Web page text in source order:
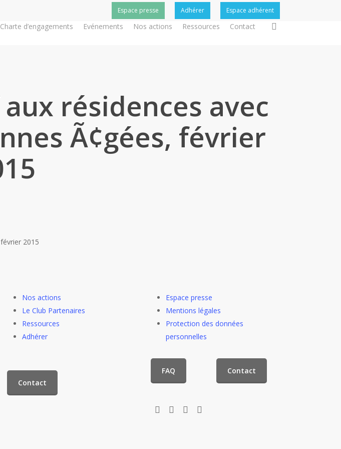
Espace presse Adhérer Espace adhérent
Charte d’engagements Evénements Nos actions Ressources Contact
résidences avec
Ã¢gées, février
2015
Nos actions
Le Club Partenaires
Ressources
Adhérer
Contact
Espace presse
Mentions légales
Protection des données
personnelles
FAQ Contact